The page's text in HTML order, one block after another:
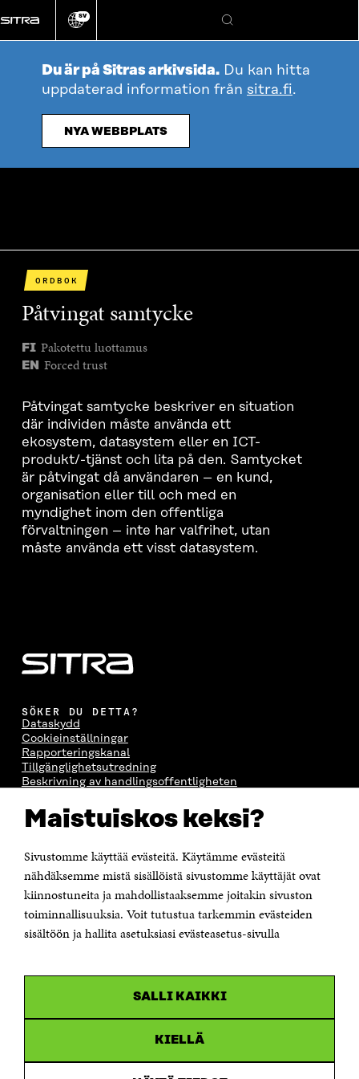
Maistuiskos keksi?
Sivustomme käyttää evästeitä. Käytämme evästeitä
nähdäksemme mistä sisällöistä sivustomme käyttäjät ovat
kiinnostuneita ja mahdollistaaksemme joitakin sivuston
toiminnallisuuksia. Voit tutustua tarkemmin evästeiden
sisältöön ja hallita asetuksiasi evästeasetus-sivulla
SALLI KAIKKI
KIELLÄ
direkt
till
Ändra
språk
SV
Sök
Du är på Sitras arkivsida. Du kan hitta
uppdaterad information från sitra.fi.
NYA WEBBPLATS
ORDBOK
Påtvingat samtycke
FI Pakotettu luottamus
EN Forced trust
Påtvingat samtycke beskriver en situation
där individen måste använda ett
ekosystem, datasystem eller en ICT-
produkt/-tjänst och lita på den. Samtycket
är påtvingat då användaren – en kund,
organisation eller till och med en
myndighet inom den offentliga
förvaltningen – inte har valfrihet, utan
måste använda ett visst datasystem.
SÖKER DU DETTA?
Dataskydd
Cookieinställningar
Rapporteringskanal
Tillgänglighetsutredning
Beskrivning av handlingsoffentligheten
Jubileumsfonden för Finlands självständighet Sitra
Östersjögatan 11–13, PB 160,
00181 Helsingfors
Tfn +358 294 618 991
Personalens e-postadresser har formen:
fornamn.efternamn@sitra.fi
fönster